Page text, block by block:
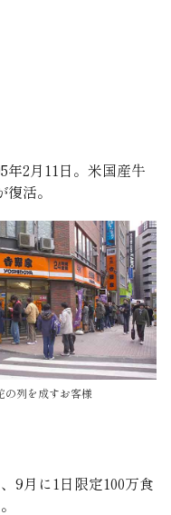
年2月11日。米国産牛
活。
の列を成すお客様
9月に1日限定100万食